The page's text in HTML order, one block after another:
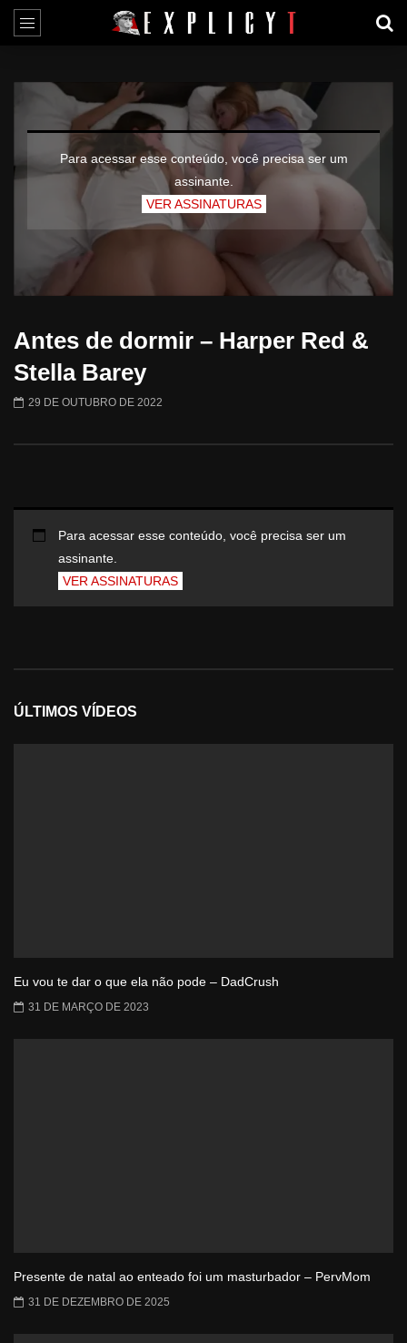
Para acessar esse conteúdo, você precisa ser um
assinante.
VER ASSINATURAS
Antes de dormir – Harper Red &
Stella Barey
29 DE OUTUBRO DE 2022
Para acessar esse conteúdo, você precisa ser um
assinante.
VER ASSINATURAS
ÚLTIMOS VÍDEOS
Eu vou te dar o que ela não pode – DadCrush
31 DE MARÇO DE 2023
Presente de natal ao enteado foi um masturbador – PervMom
31 DE DEZEMBRO DE 2025